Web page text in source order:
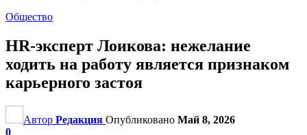
Общество
HR-эксперт Лоикова: нежелание
ходить на работу является признаком
карьерного застоя
Автор Редакция Опубликовано Май 8, 2026
0